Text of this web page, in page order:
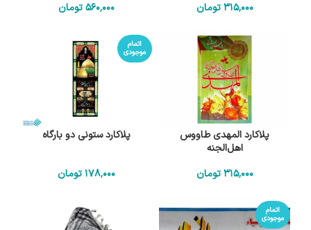
315٬000 تومان 560٬000تومان
پلاکارد المهدی طاووس
اهل‌الجنه
315٬000 تومان
اتمام
موجودی
پلاکارد ستونی دو بارگاه
178٬000تومان
اتمام
موجودی